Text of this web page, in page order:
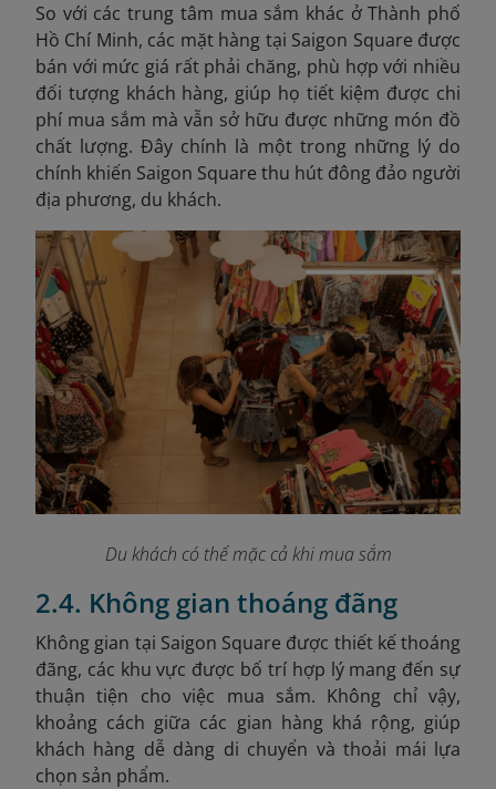
So với các trung tâm mua sắm khác ở Thành phố
Hồ Chí Minh, các mặt hàng tại Saigon Square được
bán với mức giá rất phải chăng, phù hợp với nhiều
đối tượng khách hàng, giúp họ tiết kiệm được chi
phí mua sắm mà vẫn sở hữu được những món đồ
chất lượng. Đây chính là một trong những lý do
chính khiến Saigon Square thu hút đông đảo người
địa phương, du khách.
Du khách có thể mặc cả khi mua sắm
2.4. Không gian thoáng đãng
Không gian tại Saigon Square được thiết kế thoáng
đãng, các khu vực được bố trí hợp lý mang đến sự
thuận tiện cho việc mua sắm. Không chỉ vậy,
khoảng cách giữa các gian hàng khá rộng, giúp
khách hàng dễ dàng di chuyển và thoải mái lựa
chọn sản phẩm.